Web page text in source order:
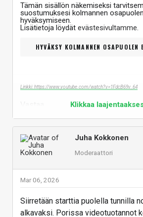
Tämän sisällön näkemiseksi
suostumuksesi kolmannen
hyväksymiseen.
Lisätietoja löydät evästesivultamme
HYVÄKSY KOLMANNEN OSAPUOLEN
Linkki: https://www.youtube.com/watch?v=1FdcB69v_64
Klikkaa
Juha Kokkonen
Moderaattori
Mar 06, 2026
Siirretään starttia puolella tunnilla
alkavaksi. Porissa videotuotannot